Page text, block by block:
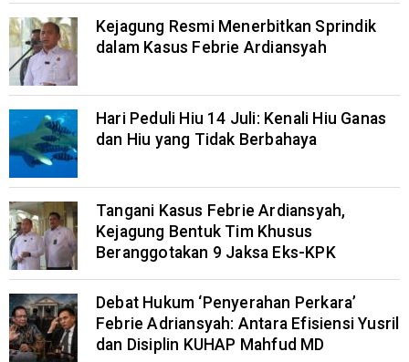
Kejagung Resmi Menerbitkan Sprindik
dalam Kasus Febrie Ardiansyah
Hari Peduli Hiu 14 Juli: Kenali Hiu Ganas
dan Hiu yang Tidak Berbahaya
Tangani Kasus Febrie Ardiansyah,
Kejagung Bentuk Tim Khusus
Beranggotakan 9 Jaksa Eks-KPK
Debat Hukum ‘Penyerahan Perkara’
Febrie Adriansyah: Antara Efisiensi Yusril
dan Disiplin KUHAP Mahfud MD